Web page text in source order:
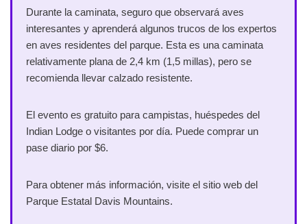
Durante la caminata, seguro que observará aves
interesantes y aprenderá algunos trucos de los expertos
en aves residentes del parque. Esta es una caminata
relativamente plana de 2,4 km (1,5 millas), pero se
recomienda llevar calzado resistente.
El evento es gratuito para campistas, huéspedes del
Indian Lodge o visitantes por día. Puede comprar un
pase diario por $6.
Para obtener más información, visite el sitio web del
Parque Estatal Davis Mountains.